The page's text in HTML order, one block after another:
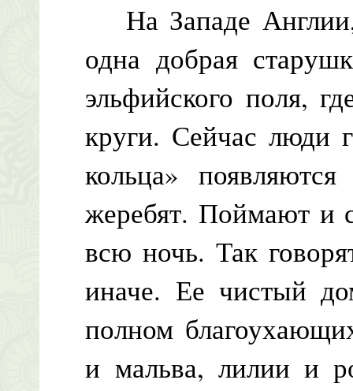
На Западе
одна добрая
эльфийского поля,
круги. Сейчас люди
кольца»
жеребят. Поймают и
всю ночь. Так
иначе. Ее чистый
полном
и мальва, лилии и